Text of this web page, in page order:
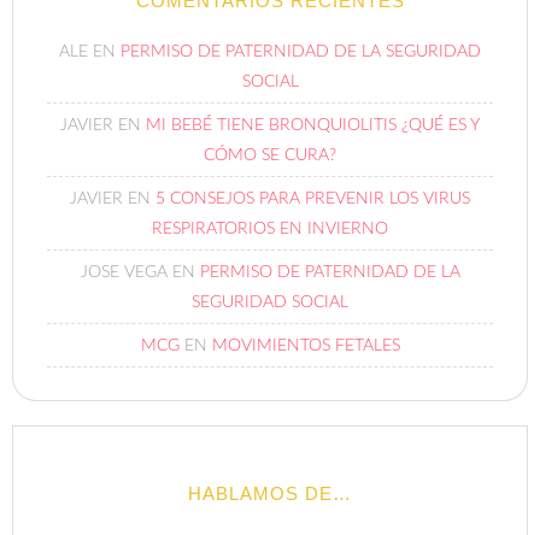
ALE EN PERMISO DE PATERNIDAD DE LA SEGURIDAD
SOCIAL
JAVIER EN MI BEBÉ TIENE BRONQUIOLITIS ¿QUÉ ES Y
CÓMO SE CURA?
JAVIER EN 5 CONSEJOS PARA PREVENIR LOS VIRUS
RESPIRATORIOS EN INVIERNO
JOSE VEGAEN PERMISO DE PATERNIDAD DE LA
SEGURIDAD SOCIAL
MCGEN MOVIMIENTOS FETALES
HABLAMOS DE…